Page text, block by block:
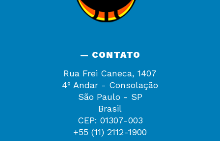
— CONTATO
Rua Frei Caneca, 1407
4º Andar - Consolação
São Paulo - SP
Brasil
CEP: 01307-003
+55 (11) 2112-1900